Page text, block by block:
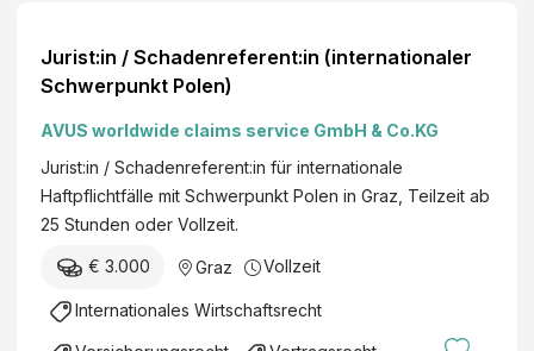
Jurist:in / Schadenreferent:in (internationaler
Schwerpunkt Polen)
AVUS worldwide claims service GmbH & Co.KG
Jurist:in / Schadenreferent:in für internationale
Haftpflichtfälle mit Schwerpunkt Polen in Graz, Teilzeit ab
25 Stunden oder Vollzeit.
€ 3.000 Graz Vollzeit
Internationales Wirtschaftsrecht